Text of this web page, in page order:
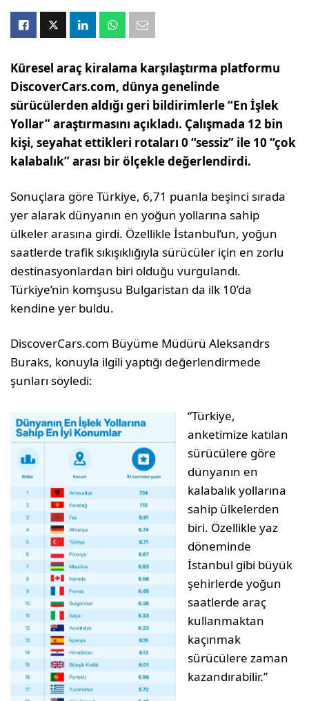
Küresel araç kiralama karşılaştırma platformu
DiscoverCars.com, dünya genelinde
sürücülerden aldığı geri bildirimlerle “En İşlek
Yollar” araştırmasını açıkladı. Çalışmada 12 bin
kişi, seyahat ettikleri rotaları 0 “sessiz” ile 10 “çok
kalabalık” arası bir ölçekle değerlendirdi.
Sonuçlara göre Türkiye, 6,71 puanla beşinci sırada
yer alarak dünyanın en yoğun yollarına sahip
ülkeler arasına girdi. Özellikle İstanbul’un, yoğun
saatlerde trafik sıkışıklığıyla sürücüler için en zorlu
destinasyonlardan biri olduğu vurgulandı.
Türkiye’nin komşusu Bulgaristan da ilk 10’da
kendine yer buldu.
DiscoverCars.com Büyüme Müdürü Aleksandrs
Buraks, konuyla ilgili yaptığı değerlendirmede
şunları söyledi:
“Türkiye,
anketimize katılan
sürücülere göre
dünyanın en
kalabalık yollarına
sahip ülkelerden
biri. Özellikle yaz
döneminde
İstanbul gibi büyük
şehirlerde yoğun
saatlerde araç
kullanmaktan
kaçınmak
sürücülere zaman
kazandırabilir.”